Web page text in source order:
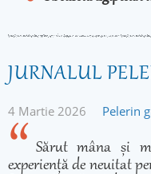
JURNALUL
4 Martie 2026 Pelerin
Sărut mâna și
experiență de neuitat